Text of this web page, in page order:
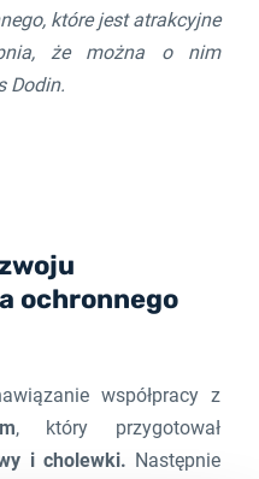
które jest atrakcyjne
że można o nim
Dodin.
ochronnego
współpracy z
, który przygotował
i cholewki. Następnie